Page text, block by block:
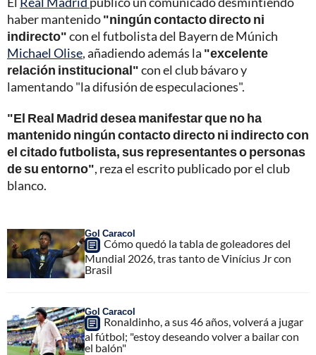
haber mantenido"ningún contacto directo ni
indirecto"con el futbolista del Bayern de Múnich
Michael Olise, añadiendo además la "excelente
relación institucional"con el club bávaro y
lamentando "la difusión de especulaciones".
"El Real Madrid desea manifestar que no ha
mantenido ningún contacto directo ni indirecto con
el citado futbolista, sus representantes o personas
de su entorno", reza el escrito publicado por el club
blanco.
Gol Caracol
Cómo quedó la tabla de goleadores del
Mundial 2026, tras tanto de Vinícius Jr con
Brasil
Gol Caracol
Ronaldinho, a sus 46 años, volverá a jugar
al fútbol; "estoy deseando volver a bailar con
el balón"